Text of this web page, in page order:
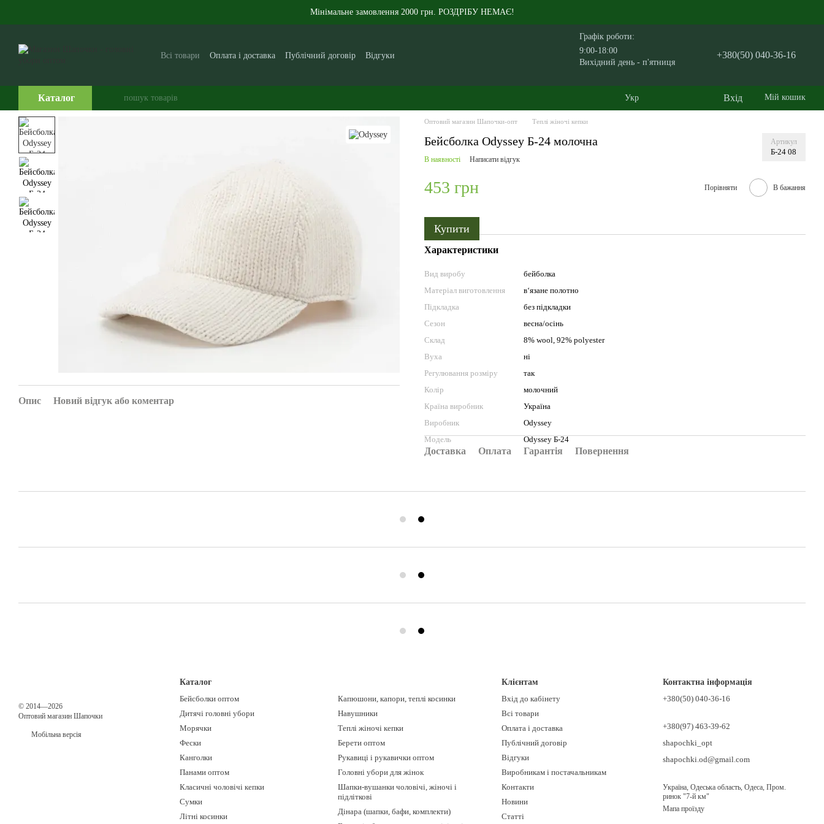
Мінімальне замовлення 2000 грн. РОЗДРІБУ НЕМАЄ!
Всі товари Оплата і доставка Публічний договір
Відгуки
Графік роботи:
9:00-18:00
Вихідний день - п'ятниця
+380(50) 040-36-16
Каталог Укр Вхід Мій кошик
Опис Новий відгук або коментар
Оптовий магазин Шапочки-опт Теплі жіночі кепки
Бейсболка Odyssey Б-24 молочна Артикул
Б-24 08
В наявності Написати відгук
453 грн Порівняти В бажання
Купити
Характеристики
Вид виробу
бейболка
Матеріал виготовлення
в‘язане полотно
Підкладка
без підкладки
Сезон
весна/осінь
Склад
8% wool, 92% polyester
Вуха
ні
Регулювання розміру
так
Колір
молочний
Країна виробник
Україна
Виробник
Odyssey
Модель
Odyssey Б-24
Доставка Оплата Гарантія Повернення
© 2014—2026
Оптовий магазин Шапочки
Мобільна версія
Каталог
Бейсболки оптом
Дитячі головні убори
Морячки
Фески
Канголки
Панами оптом
Класичні чоловічі кепки
Сумки
Літні косинки
Капюшони, капори, теплі косинки
Навушники
Теплі жіночі кепки
Берети оптом
Рукавиці і рукавички оптом
Головні убори для жінок
Шапки-вушанки чоловічі, жіночі і
підліткові
Дінара (шапки, бафи, комплекти)
Клієнтам
Вхід до кабінету
Всі товари
Оплата і доставка
Публічний договір
Відгуки
Виробникам і постачальникам
Контакти
Новини
Статті
Контактна інформація
+380(50) 040-36-16
+380(97) 463-39-62
shapochki_opt
shapochki.od@gmail.com
Україна, Одеська область, Одеса, Пром.
ринок "7-й км"
Мапа проїзду